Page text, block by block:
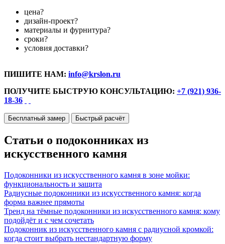
цена?
дизайн-проект?
материалы и фурнитура?
сроки?
условия доставки?
ПИШИТЕ НАМ: info@krslon.ru
ПОЛУЧИТЕ БЫСТРУЮ КОНСУЛЬТАЦИЮ: +7 (921) 936-
18-36
Бесплатный замер Быстрый расчёт
Статьи о подоконниках из
искусственного камня
Подоконники из искусственного камня в зоне мойки:
функциональность и защита
Радиусные подоконники из искусственного камня: когда
форма важнее прямоты
Тренд на тёмные подоконники из искусственного камня: кому
подойдёт и с чем сочетать
Подоконник из искусственного камня с радиусной кромкой:
когда стоит выбрать нестандартную форму